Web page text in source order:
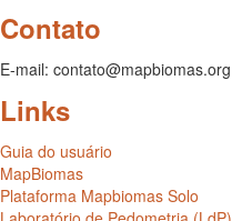
Contato
E-mail: contato@mapbiomas.org
Links
Guia do usuário
MapBiomas
Plataforma Mapbiomas Solo